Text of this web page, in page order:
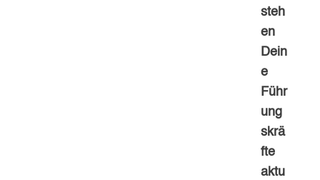
steh
en
Dein
e
Führ
ung
skrä
fte
aktu